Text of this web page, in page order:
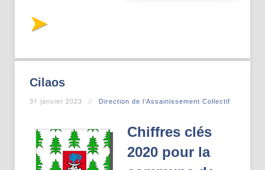
Cilaos
31 janvier 2023 Direction de l’Assainissement Collectif
Chiffres clés
2020 pour la